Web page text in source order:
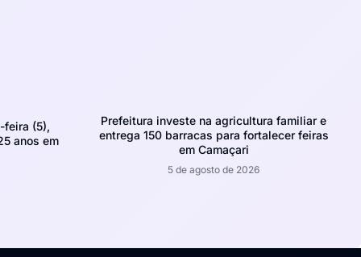
feira (5),
anos em
Prefeitura investe na agricultura familiar e
entrega 150 barracas para fortalecer feiras
em Camaçari
5 de agosto de 2026